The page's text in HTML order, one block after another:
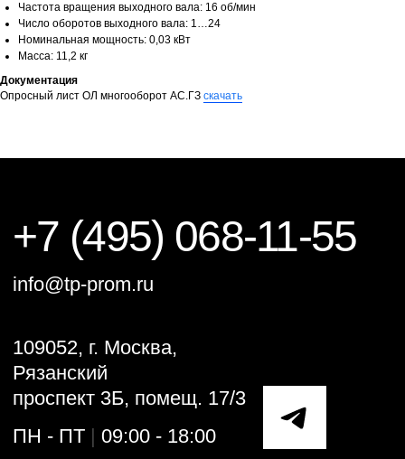
Частота вращения выходного вала: 16 об/мин
Число оборотов выходного вала: 1…24
Номинальная мощность: 0,03 кВт
Масса: 11,2 кг
Документация
Опросный лист ОЛ многооборот АС.ГЗ скачать